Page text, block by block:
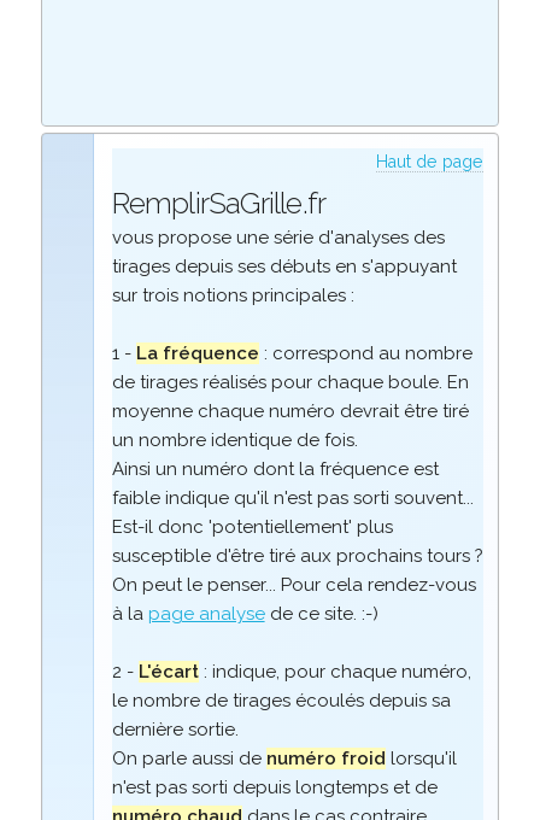
Haut de page
RemplirSaGrille.fr
vous propose une série d'analyses des
tirages depuis ses débuts en s'appuyant
sur trois notions principales :
1 - La fréquence : correspond au nombre
de tirages réalisés pour chaque boule. En
moyenne chaque numéro devrait être tiré
un nombre identique de fois.
Ainsi un numéro dont la fréquence est
faible indique qu'il n'est pas sorti souvent...
Est-il donc 'potentiellement' plus
susceptible d'être tiré aux prochains tours ?
On peut le penser... Pour cela rendez-vous
à la page analysede ce site. :-)
2 - L'écart: indique, pour chaque numéro,
le nombre de tirages écoulés depuis sa
dernière sortie.
On parle aussi de numéro froid lorsqu'il
n'est pas sorti depuis longtemps et de